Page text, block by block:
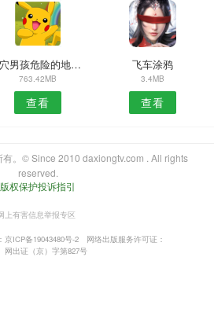
洞穴男孩危险的地下城
763.42MB
查看
飞车涂鸦
3.4MB
查看
。© Since 2010 daxiongtv.com . All rights
reserved.
版权保护投诉指引
上有害信息举报专区
ICP备19043480号-2
网络出版服务许可证：
网出证（京）字第827号